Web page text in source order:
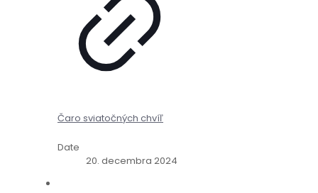
Čaro sviatočných chvíľ
Date
20. decembra 2024